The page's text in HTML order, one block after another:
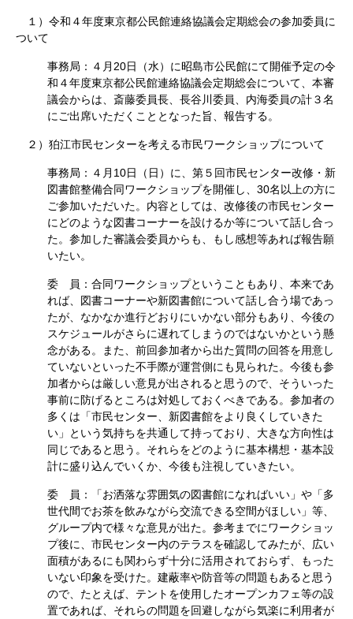
１）令和４年度東京都公民館連絡協議会定期総会の参加委員に
ついて
事務局：４月20日（水）に昭島市公民館にて開催予定の令
和４年度東京都公民館連絡協議会定期総会について、本審
議会からは、斎藤委員長、長谷川委員、内海委員の計３名
にご出席いただくこととなった旨、報告する。
２）狛江市民センターを考える市民ワークショップについて
事務局：４月10日（日）に、第５回市民センター改修・新
図書館整備合同ワークショップを開催し、30名以上の方に
ご参加いただいた。内容としては、改修後の市民センター
にどのような図書コーナーを設けるか等について話し合っ
た。参加した審議会委員からも、もし感想等あれば報告願
いたい。
委 員：合同ワークショップということもあり、本来であ
れば、図書コーナーや新図書館について話し合う場であっ
たが、なかなか進行どおりにいかない部分もあり、今後の
スケジュールがさらに遅れてしまうのではないかという懸
念がある。また、前回参加者から出た質問の回答を用意し
ていないといった不手際が運営側にも見られた。今後も参
加者からは厳しい意見が出されると思うので、そういった
事前に防げるところは対処しておくべきである。参加者の
多くは「市民センター、新図書館をより良くしていきた
い」という気持ちを共通して持っており、大きな方向性は
同じであると思う。それらをどのように基本構想・基本設
計に盛り込んでいくか、今後も注視していきたい。
委 員：「お洒落な雰囲気の図書館になればいい」や「多
世代間でお茶を飲みながら交流できる空間がほしい」等、
グループ内で様々な意見が出た。参考までにワークショッ
プ後に、市民センター内のテラスを確認してみたが、広い
面積があるにも関わらず十分に活用されておらず、もった
いない印象を受けた。建蔽率や防音等の問題もあると思う
ので、たとえば、テントを使用したオープンカフェ等の設
置であれば、それらの問題を回避しながら気楽に利用者が